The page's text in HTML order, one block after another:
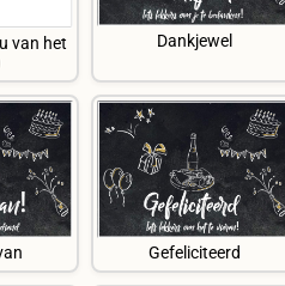
van het
Dankjewel
Gefeliciteerd